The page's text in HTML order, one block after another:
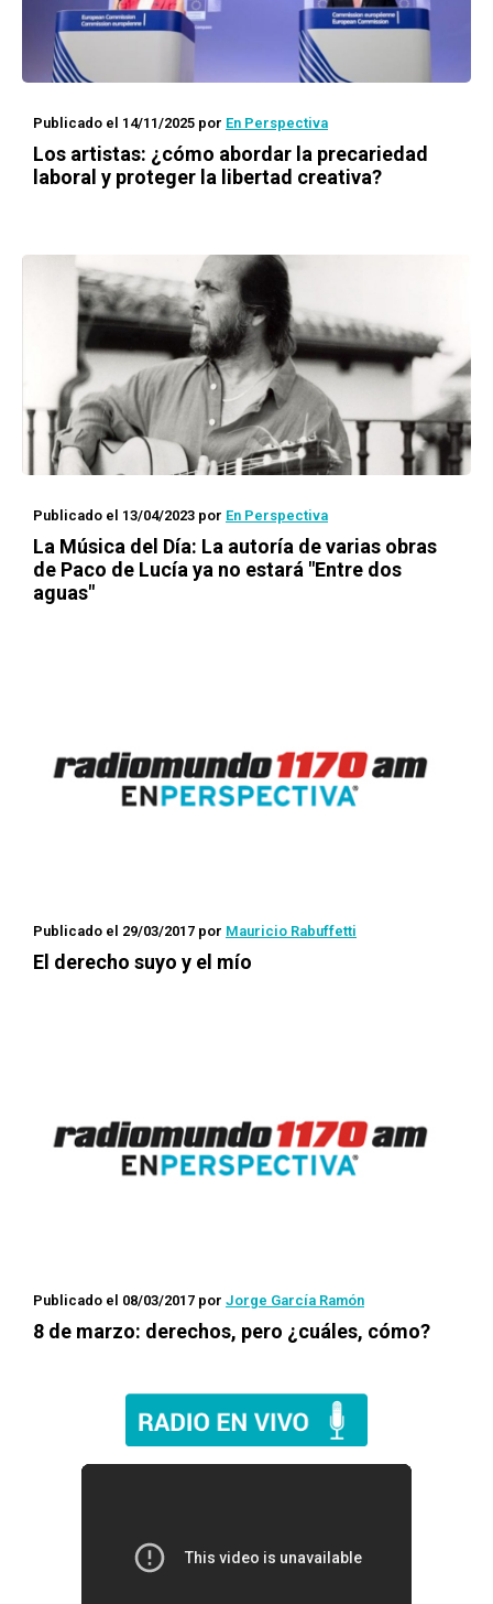
Publicado el 14/11/2025 por En Perspectiva
Los artistas: ¿cómo abordar la precariedad
laboral y proteger la libertad creativa?
Publicado el 13/04/2023 por En Perspectiva
La Música del Día: La autoría de varias obras
de Paco de Lucía ya no estará "Entre dos
aguas"
Publicado el 29/03/2017 por Mauricio Rabuffetti
El derecho suyo y el mío
Publicado el 08/03/2017 por Jorge García Ramón
8 de marzo: derechos, pero ¿cuáles, cómo?